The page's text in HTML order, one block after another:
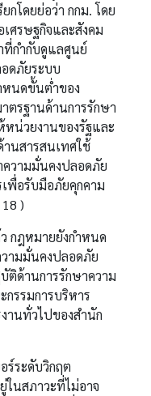
กโดยย่อว่า กกม. โดย
ศรษฐกิจและสังคม
กำกับดูแลศูนย์
ดภัยระบบ
หนดขั้นต่ำของ
ตรฐานด้านการรักษา
หน่วยงานของรัฐและ
นสารสนเทศใช้
วามมั่นคงปลอดภัย
พื่อรับมือภัยคุกคาม
)
กฎหมายยังกำหนด
ามมั่นคงปลอดภัย
ติด้านการรักษาความ
รรมการบริหาร
านทั่วไปของสำนัก
ร์ระดับวิกฤต
นสภาวะที่ไม่อาจ